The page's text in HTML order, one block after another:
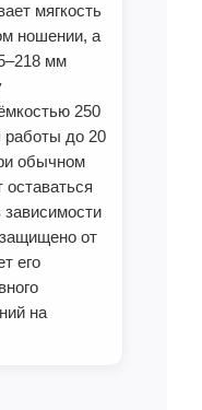
мягкость
ношении, а
мм
250
работы до 20
обычном
оставаться
от
его
на